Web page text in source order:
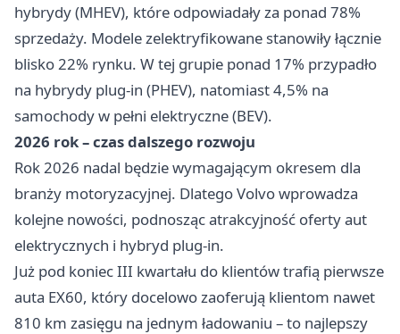
hybrydy (MHEV), które odpowiadały za ponad 78%
sprzedaży. Modele zelektryfikowane stanowiły łącznie
blisko 22% rynku. W tej grupie ponad 17% przypadło
na hybrydy plug-in (PHEV), natomiast 4,5% na
samochody w pełni elektryczne (BEV).
2026 rok – czas dalszego rozwoju
Rok 2026 nadal będzie wymagającym okresem dla
branży motoryzacyjnej. Dlatego Volvo wprowadza
kolejne nowości, podnosząc atrakcyjność oferty aut
elektrycznych i hybryd plug-in.
Już pod koniec III kwartału do klientów trafią pierwsze
auta EX60, który docelowo zaoferują klientom nawet
810 km zasięgu na jednym ładowaniu – to najlepszy